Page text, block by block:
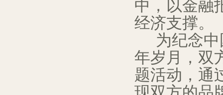
中，以金融
经济支撑。
为纪念
年岁月，双
题活动，通